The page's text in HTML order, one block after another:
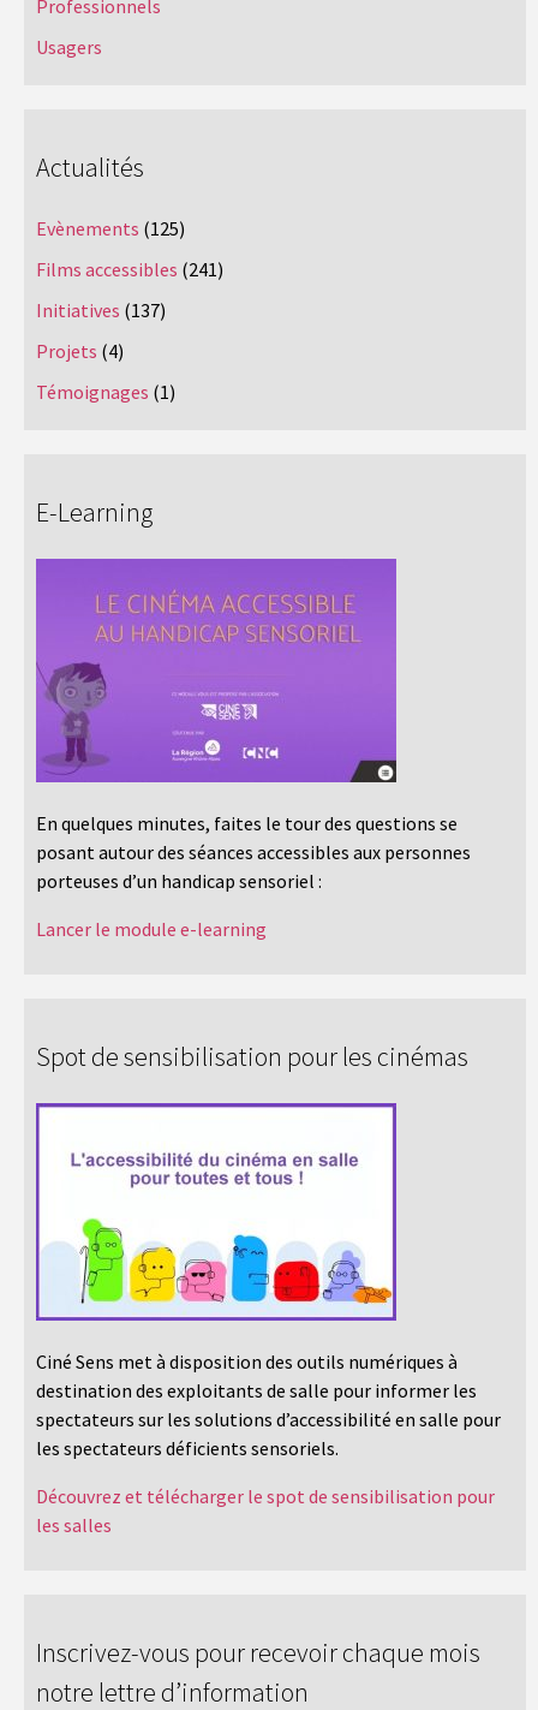
Professionnels
Usagers
Actualités
Evènements (125)
Films accessibles (241)
Initiatives (137)
Projets (4)
Témoignages (1)
E-Learning
En quelques minutes, faites le tour des questions se
posant autour des séances accessibles aux personnes
porteuses d’un handicap sensoriel :
Lancer le module e-learning
Spot de sensibilisation pour les cinémas
Ciné Sens met à disposition des outils numériques à
destination des exploitants de salle pour informer les
spectateurs sur les solutions d’accessibilité en salle pour
les spectateurs déficients sensoriels.
Découvrez et télécharger le spot de sensibilisation pour
les salles
Inscrivez-vous pour recevoir chaque mois
notre lettre d’information